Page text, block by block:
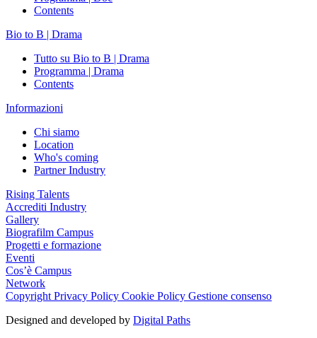
Contents
Bio to B | Drama
Tutto su Bio to B | Drama
Programma | Drama
Contents
Informazioni
Chi siamo
Location
Who's coming
Partner Industry
Rising Talents
Accrediti Industry
Gallery
Biografilm Campus
Progetti e formazione
Eventi
Cos’è Campus
Network
Copyright Privacy Policy Cookie Policy Gestione consenso
Designed and developed by Digital Paths